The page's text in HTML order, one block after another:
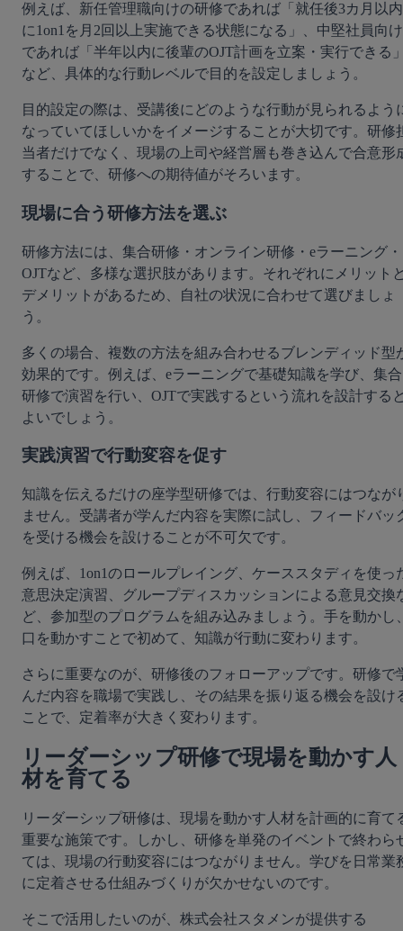
例えば、新任管理職向けの研修であれば「就任後3カ月以内
に1on1を月2回以上実施できる状態になる」、中堅社員向け
であれば「半年以内に後輩のOJT計画を立案・実行できる
など、具体的な行動レベルで目的を設定しましょう。
目的設定の際は、受講後にどのような行動が見られるよう
なっていてほしいかをイメージすることが大切です。研修
当者だけでなく、現場の上司や経営層も巻き込んで合意形
することで、研修への期待値がそろいます。
現場に合う研修方法を選ぶ
研修方法には、集合研修・オンライン研修・eラーニング・
OJTなど、多様な選択肢があります。それぞれにメリット
デメリットがあるため、自社の状況に合わせて選びましょ
う。
多くの場合、複数の方法を組み合わせるブレンディッド型
効果的です。例えば、eラーニングで基礎知識を学び、集合
研修で演習を行い、OJTで実践するという流れを設計する
よいでしょう。
実践演習で行動変容を促す
知識を伝えるだけの座学型研修では、行動変容にはつなが
ません。受講者が学んだ内容を実際に試し、フィードバッ
を受ける機会を設けることが不可欠です。
例えば、1on1のロールプレイング、ケーススタディを使っ
意思決定演習、グループディスカッションによる意見交換
ど、参加型のプログラムを組み込みましょう。手を動かし
口を動かすことで初めて、知識が行動に変わります。
さらに重要なのが、研修後のフォローアップです。研修で
んだ内容を職場で実践し、その結果を振り返る機会を設け
ことで、定着率が大きく変わります。
リーダーシップ研修で現場を動かす人
材を育てる
リーダーシップ研修は、現場を動かす人材を計画的に育て
重要な施策です。しかし、研修を単発のイベントで終わら
ては、現場の行動変容にはつながりません。学びを日常業
に定着させる仕組みづくりが欠かせないのです。
そこで活用したいのが、株式会社スタメンが提供する